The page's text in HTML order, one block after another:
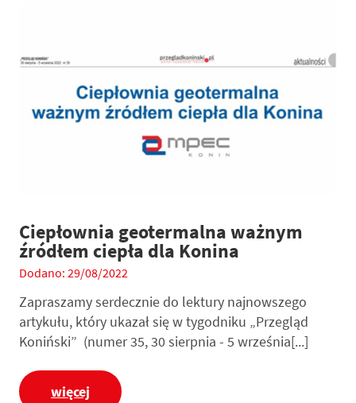
Ciepłownia geotermalna ważnym
źródłem ciepła dla Konina
Dodano: 29/08/2022
Zapraszamy serdecznie do lektury najnowszego
artykułu, który ukazał się w tygodniku „Przegląd
Koniński” (numer 35, 30 sierpnia - 5 września[...]
więcej